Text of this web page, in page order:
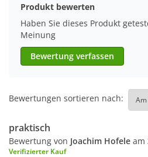
Produkt bewerten
Haben Sie dieses Produkt
Meinung
Bewertung verfassen
Bewertungen sortieren nach:
praktisch
Bewertung von Joachim Hofele am
Verifizierter Kauf